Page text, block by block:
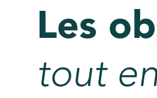
Pierre tombale
AssistGPT
Les
tout